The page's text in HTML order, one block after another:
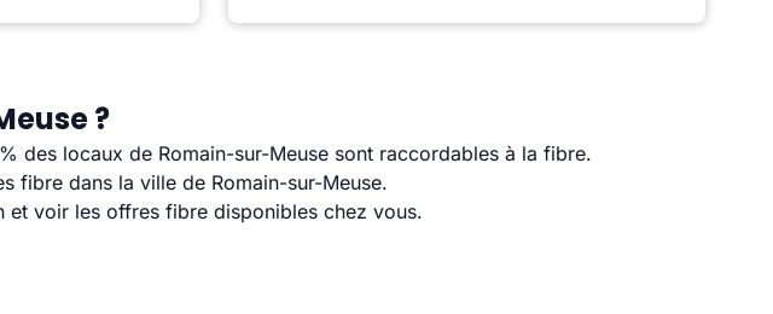
?
des locaux de Romain-sur-Meuse sont raccordables à la fibre.
fibre dans la ville de Romain-sur-Meuse.
et voir les offres fibre disponibles chez vous.